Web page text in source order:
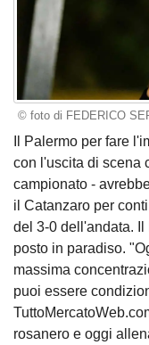
© foto di FEDERICO
Il Palermo per fare
con l'uscita di scena
campionato -
il Catanzaro per
del 3-0 dell'andata. Il
posto in paradiso.
massima
puoi essere
rosanero e oggi